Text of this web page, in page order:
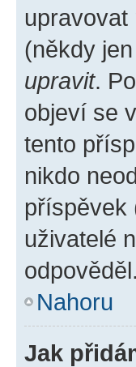
(někdy
upravit.
objeví se
tento
nikdo
příspěvek
uživatelé
odpověděl.
Nahoru
Jak